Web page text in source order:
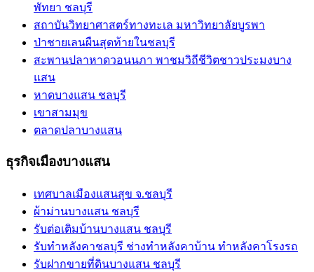
พัทยา ชลบุรี
สถาบันวิทยาศาสตร์ทางทะเล มหาวิทยาลัยบูรพา
ป่าชายเลนผืนสุดท้ายในชลบุรี
สะพานปลาหาดวอนนภา พาชมวิถีชีวิตชาวประมงบาง
แสน
หาดบางแสน ชลบุรี
เขาสามมุข
ตลาดปลาบางแสน
ธุรกิจเมืองบางแสน
เทศบาลเมืองแสนสุข จ.ชลบุรี
ผ้าม่านบางแสน ชลบุรี
รับต่อเติมบ้านบางแสน ชลบุรี
รับทำหลังคาชลบุรี ช่างทำหลังคาบ้าน ทำหลังคาโรงรถ
รับฝากขายที่ดินบางแสน ชลบุรี